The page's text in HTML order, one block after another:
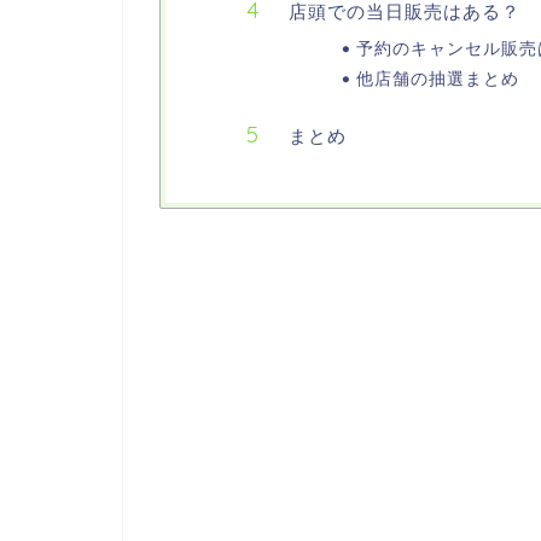
店頭での当日販売はある？
予約のキャンセル販
他店舗の抽選まとめ
まとめ